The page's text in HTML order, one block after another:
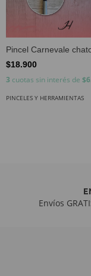
Pincel Carnevale
$18.900
3 cuotas sin interés de
PINCELES Y HERRAMIENTAS
Envíos